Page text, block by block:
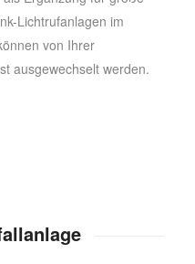
Lichtrufanlagen im
von Ihrer
ausgewechselt werden.